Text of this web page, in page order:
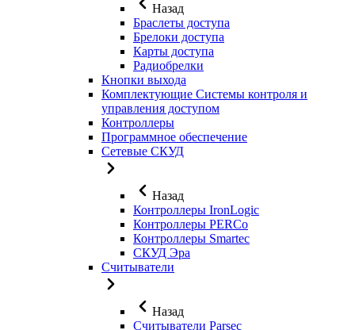
Назад
Браслеты доступа
Брелоки доступа
Карты доступа
Радиобрелки
Кнопки выхода
Комплектующие Системы контроля и
управления доступом
Контроллеры
Программное обеспечение
Сетевые СКУД
Назад
Контроллеры IronLogic
Контроллеры PERCo
Контроллеры Smartec
СКУД Эра
Считыватели
Назад
Считыватели Parsec